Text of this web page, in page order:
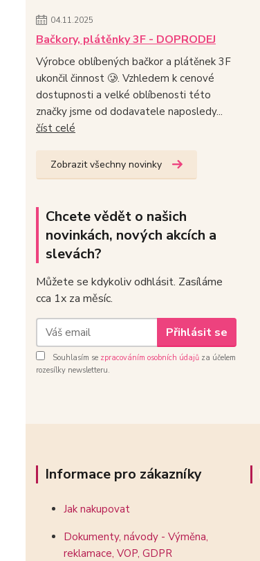
04.11.2025
Bačkory, plátěnky 3F - DOPRODEJ
Výrobce oblíbených bačkor a plátěnek 3F
ukončil činnost 🥲. Vzhledem k cenové
dostupnosti a velké oblíbenosti této
značky jsme od dodavatele naposledy...
číst celé
Zobrazit všechny novinky
Chcete vědět o našich
novinkách, nových akcích a
slevách?
Můžete se kdykoliv odhlásit. Zasíláme
cca 1x za měsíc.
Přihlásit se
Souhlasím se zpracováním osobních údajů za účelem
rozesílky newsletteru.
Informace pro zákazníky
Jak nakupovat
Dokumenty, návody - Výměna,
reklamace, VOP, GDPR